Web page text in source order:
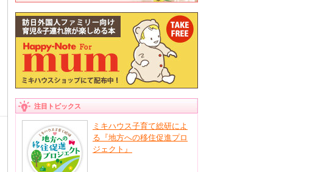
注目トピックス
ミキハウス子育て総研によ
る『地方への移住促進プロ
ジェクト』